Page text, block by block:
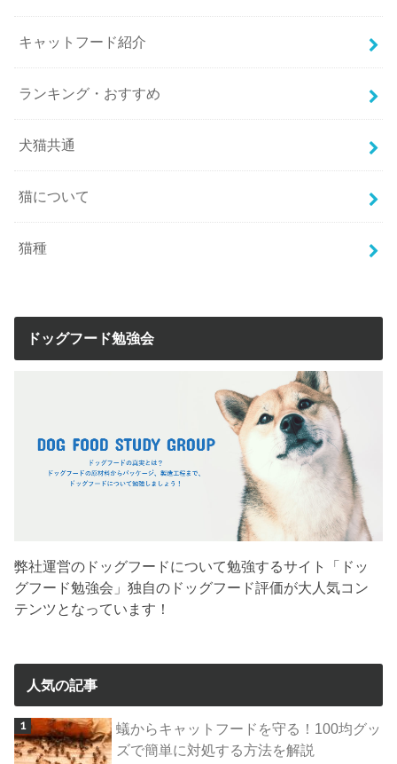
キャットフード紹介
ランキング・おすすめ
犬猫共通
猫について
猫種
ドッグフード勉強会
弊社運営のドッグフードについて勉強するサイト「ドッ
グフード勉強会」独自のドッグフード評価が大人気コン
テンツとなっています！
人気の記事
蟻からキャットフードを守る！100均グッ
ズで簡単に対処する方法を解説